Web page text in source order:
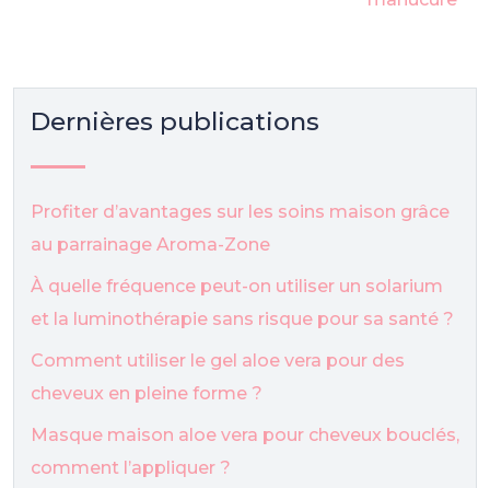
Dernières publications
Profiter d’avantages sur les soins maison grâce
au parrainage Aroma-Zone
À quelle fréquence peut-on utiliser un solarium
et la luminothérapie sans risque pour sa santé ?
Comment utiliser le gel aloe vera pour des
cheveux en pleine forme ?
Masque maison aloe vera pour cheveux bouclés,
comment l’appliquer ?